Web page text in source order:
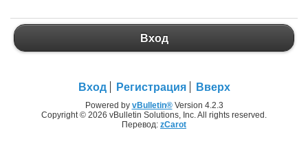
Вход
Вход Регистрация Вверх
Powered by vBulletin®Version 4.2.3
Copyright © 2026 vBulletin Solutions, Inc. All rights reserved.
Перевод: zCarot